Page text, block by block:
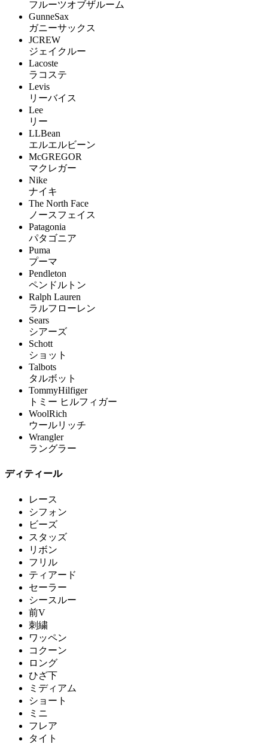
フルーツオブザルーム
GunneSax
ガニーサックス
JCREW
ジェイクルー
Lacoste
ラコステ
Levis
リーバイス
Lee
リー
LLBean
エルエルビーン
McGREGOR
マクレガー
Nike
ナイキ
The North Face
ノースフェイス
Patagonia
パタゴニア
Puma
プーマ
Pendleton
ペンドルトン
Ralph Lauren
ラルフローレン
Sears
シアーズ
Schott
ショット
Talbots
タルボット
TommyHilfiger
トミー ヒルフィガー
WoolRich
ウールリッチ
Wrangler
ラングラー
ディティール
レース
シフォン
ビーズ
スタッズ
リボン
フリル
ティアード
セーラー
シースルー
前V
刺繍
ワッペン
コクーン
ロング
ひざ下
ミディアム
ショート
ミニ
フレア
タイト